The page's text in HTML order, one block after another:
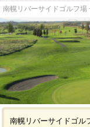
南幌リバーサイドゴルフ場
南幌リバーサイドゴル